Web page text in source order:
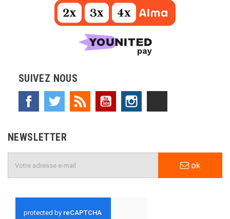
SUIVEZ NOUS
Facebook Twitter Rss YouTube
NEWSLETTER
ok